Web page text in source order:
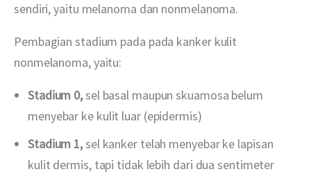
sendiri, yaitu melanoma dan nonmelanoma.
Pembagian stadium pada pada kanker kulit
nonmelanoma, yaitu:
Stadium 0,sel basal maupun skuamosa belum
menyebar ke kulit luar (epidermis)
Stadium 1,sel kanker telah menyebar ke lapisan
kulit dermis, tapi tidak lebih dari dua sentimeter